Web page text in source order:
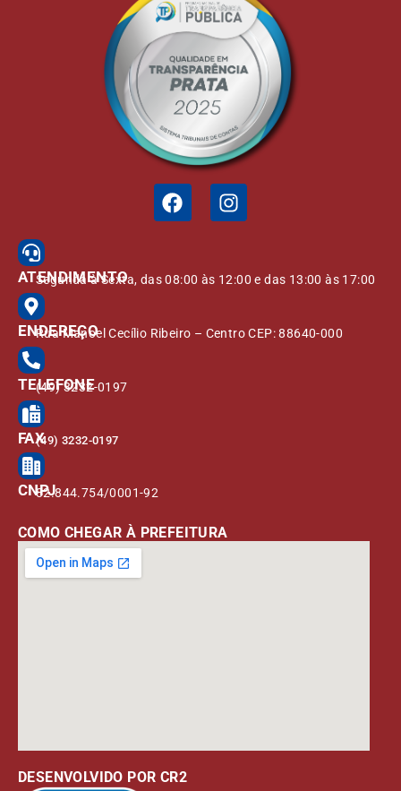
ATENDIMENTO
Segunda à Sexta, das 08:00 às 12:00 e das 13:00 às 17:00
ENDEREÇO
Rua Manoel Cecílio Ribeiro – Centro CEP: 88640-000
TELEFONE
(49) 3232-0197
FAX(49) 3232-0197
CNPJ82.844.754/0001-92
COMO CHEGAR À PREFEITURA
DESENVOLVIDO POR CR2